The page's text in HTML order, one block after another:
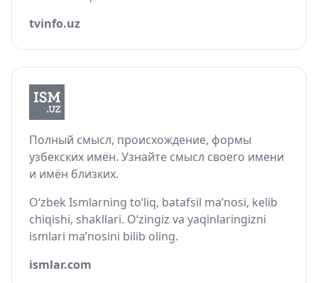
tvinfo.uz
Полный смысл, происхождение, формы
узбекских имён. Узнайте смысл своего имени
и имён близких.
O‘zbek Ismlarning to‘liq, batafsil ma’nosi, kelib
chiqishi, shakllari. O‘zingiz va yaqinlaringizni
ismlari ma’nosini bilib oling.
ismlar.com